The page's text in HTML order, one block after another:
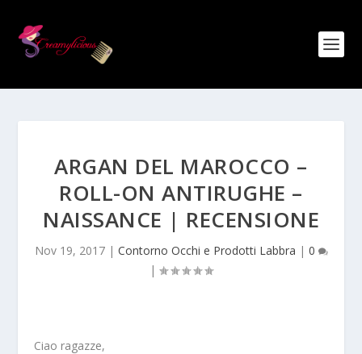
ARGAN DEL MAROCCO –
ROLL-ON ANTIRUGHE –
NAISSANCE | RECENSIONE
Nov 19, 2017| Contorno Occhi e Prodotti Labbra | 0
|
Ciao ragazze,